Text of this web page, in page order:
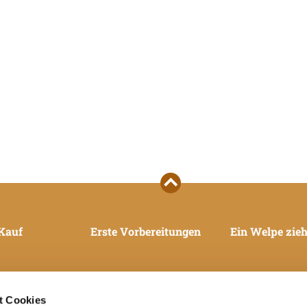
Cookies
Erste Vorbereitungen Ein Welpe